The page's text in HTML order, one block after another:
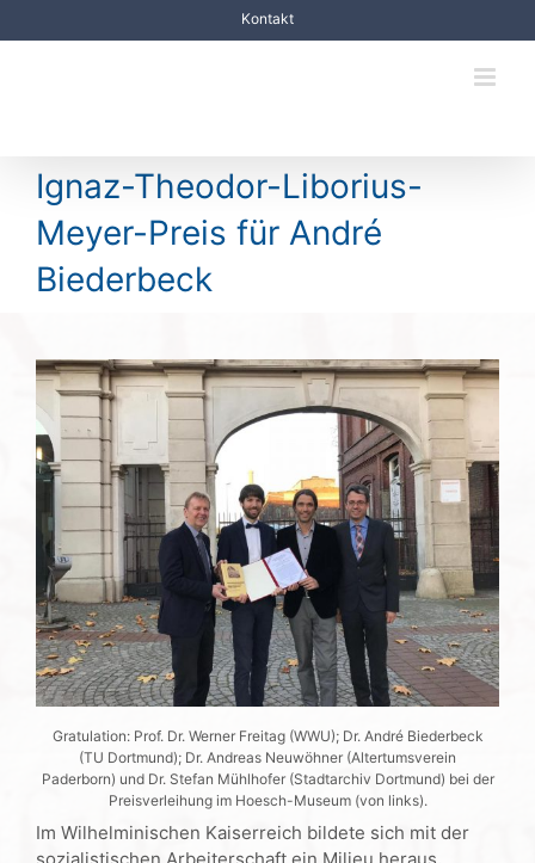
Inhalt
Kontakt
Ignaz-Theodor-Liborius-
Meyer-Preis für André
Biederbeck
Gratulation: Prof. Dr. Werner Freitag (WWU); Dr. André Biederbeck
(TU Dortmund); Dr. Andreas Neuwöhner (Altertumsverein
Paderborn) und Dr. Stefan Mühlhofer (Stadtarchiv Dortmund) bei der
Preisverleihung im Hoesch-Museum (von links).
Im Wilhelminischen Kaiserreich bildete sich mit der